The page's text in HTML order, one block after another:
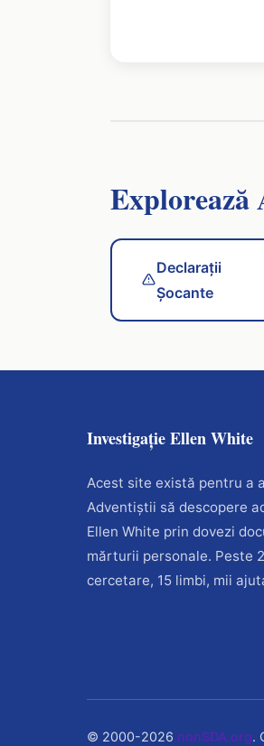
Explorează
Declarații
Șocante
Investigație Ellen White
Acest site există pentru a
Adventiștii să descopere
Ellen White prin dovezi
mărturii personale. Peste
cercetare, 15 limbi, mii
© 2000-2026 nonSDA.org.